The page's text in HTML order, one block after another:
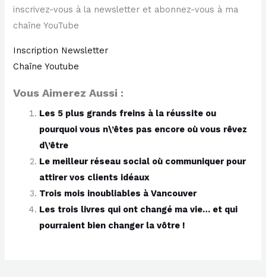
inscrivez-vous à la newsletter et abonnez-vous à ma
chaîne YouTube
Inscription Newsletter
Chaîne Youtube
Vous Aimerez Aussi :
Les 5 plus grands freins à la réussite ou
pourquoi vous n\’êtes pas encore où vous rêvez
d\’être
Le meilleur réseau social où communiquer pour
attirer vos clients idéaux
Trois mois inoubliables à Vancouver
Les trois livres qui ont changé ma vie… et qui
pourraient bien changer la vôtre !